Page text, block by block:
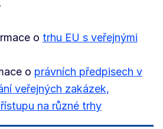
o trhu EU s veřejnými
o právních předpisech v
veřejných zakázek,
na různé trhy